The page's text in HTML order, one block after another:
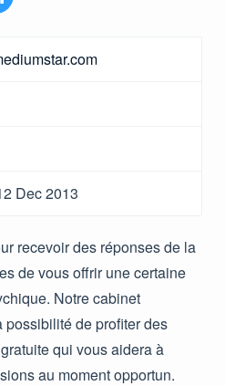
Dec 2013
recevoir des réponses de la
de vous offrir une certaine
Notre cabinet
possibilité de profiter des
qui vous aidera à
au moment opportun.